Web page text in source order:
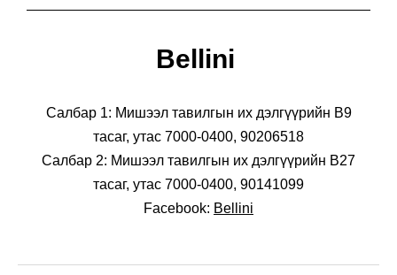
Bellini
Салбар 1: Мишээл тавилгын их дэлгүүрийн В9
тасаг, утас 7000-0400, 90206518
Салбар 2: Мишээл тавилгын их дэлгүүрийн В27
тасаг, утас 7000-0400, 90141099
Facebook: Bellini